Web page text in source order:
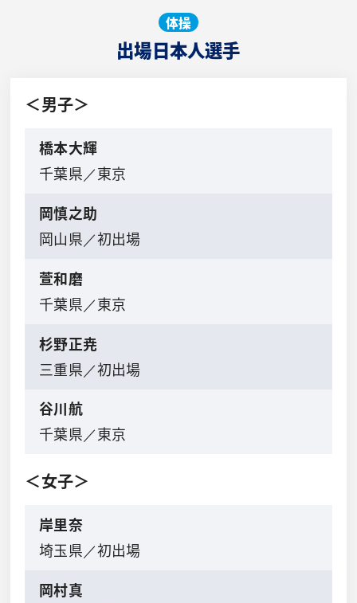
体操
出場日本人選手
＜男子＞
橋本大輝
千葉県／東京
岡慎之助
岡山県／初出場
萱和磨
千葉県／東京
杉野正尭
三重県／初出場
谷川航
千葉県／東京
＜女子＞
岸里奈
埼玉県／初出場
岡村真